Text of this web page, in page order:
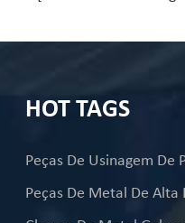
de execução das peças na
arranhões.
HOT TAGS
Peças De Metal De Alta